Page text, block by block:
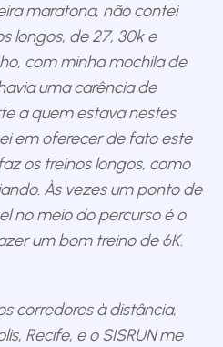
maratona, não contei
longos, de 27, 30k e
com minha mochila de
uma carência de
a quem estava nestes
em oferecer de fato este
os treinos longos, como
Às vezes um ponto de
no meio do percurso é o
um bom treino de 6K.
corredores à distância,
Recife, e o SISRUN me